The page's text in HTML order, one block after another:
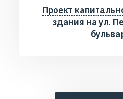
Проект
здания на ул.